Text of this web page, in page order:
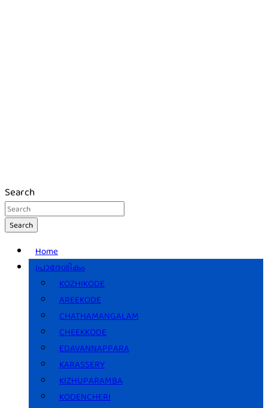
Search
Search
Home
പ്രാദേശികം
KOZHIKODE
AREEKODE
CHATHAMANGALAM
CHEEKKODE
EDAVANNAPPARA
KARASSERY
KIZHUPARAMBA
KODENCHERI